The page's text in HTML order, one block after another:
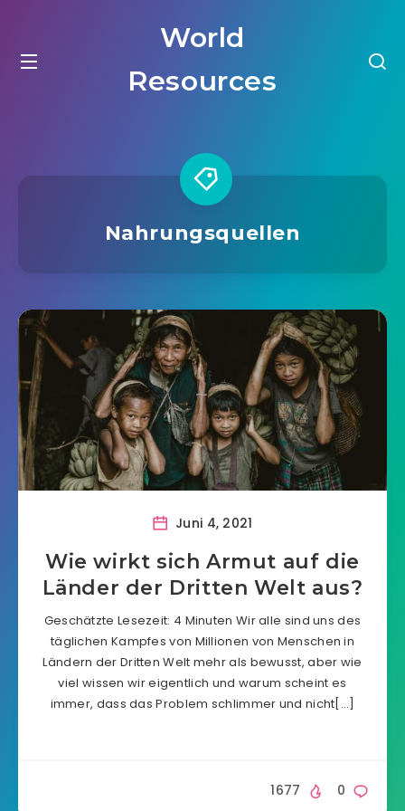
World
Resources
Nahrungsquellen
Juni 4, 2021
Wie wirkt sich Armut auf die
Länder der Dritten Welt aus?
Geschätzte Lesezeit: 4 Minuten Wir alle sind uns des
täglichen Kampfes von Millionen von Menschen in
Ländern der Dritten Welt mehr als bewusst, aber wie
viel wissen wir eigentlich und warum scheint es
immer, dass das Problem schlimmer und nicht[…]
0
1677